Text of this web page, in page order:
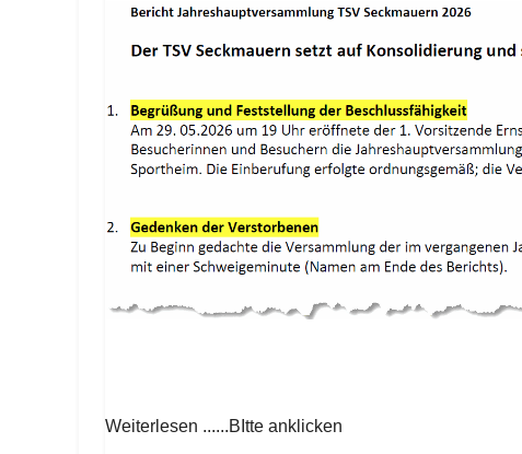
Weiterlesen ......BItte anklicken